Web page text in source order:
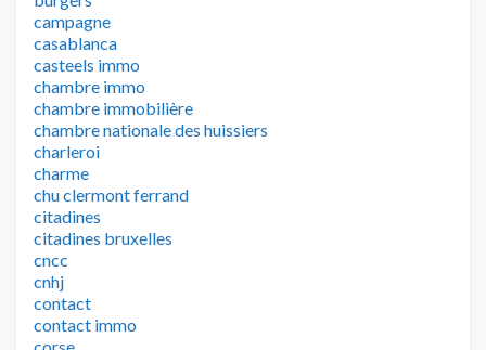
campagne
casablanca
casteels immo
chambre immo
chambre immobilière
chambre nationale des huissiers
charleroi
charme
chu clermont ferrand
citadines
citadines bruxelles
cncc
cnhj
contact
contact immo